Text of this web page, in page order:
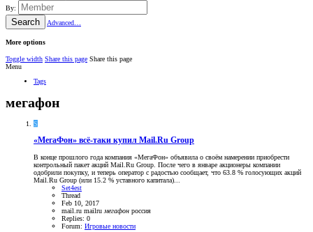
By:
Search Advanced…
More options
Toggle width Share this page Share this page
Menu
Tags
мегафон
S
«МегаФон» всё-таки купил Mail.Ru Group
В конце прошлого года компания «МегаФон» объявила о своём намерении приобрести
контрольный пакет акций Mail.Ru Group. После чего в январе акционеры компании
одобрили покупку, и теперь оператор с радостью сообщает, что 63.8 % голосующих акций
Mail.Ru Group (или 15.2 % уставного капитала)...
Set4est
Thread
Feb 10, 2017
mail.ru mailru мегафон россия
Replies: 0
Forum: Игровые новости